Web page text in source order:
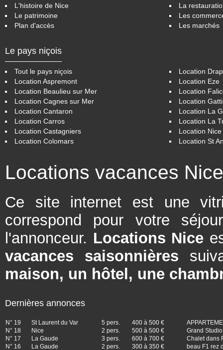
L'histoire de Nice
Le patrimoine
Plan d'accès
La
Les
Les marchés
Le pays niçois
Tout le pays niçois
Location Aspremont
Location Beaulieu sur Mer
Location Cagnes sur Mer
Location Cantaron
Location Carros
Location Castagniers
Location Colomars
Location Drap
Location Eze
Location
Location
Location La
Location La
Location Nice
Location St
Locations vacances Nice
Ce site internet est une
correspond pour votre
l'annonceur. Locations Nice
vacances saisonnières
maison, un hôtel, une
Dernières annonces
N° 19 St Laurent du Var 5 pers. 400 à 500 €
N° 18
Nice 2 pers. 500 à 500 €
Grand
N° 17
La Gaude 3 pers. 600 à 700 €
Chalet dans
N° 16
La Gaude 2 pers. 300 à 350 €
beau F1 rez